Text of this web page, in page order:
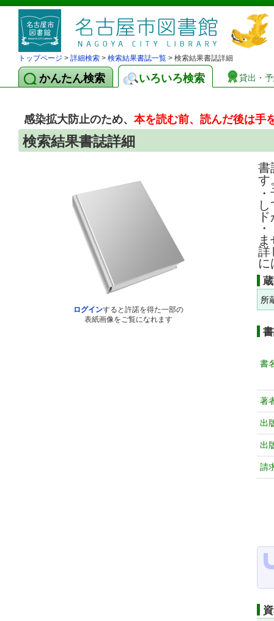
トップページ > 詳細検索 > 検索結果書誌一覧 > 検索結果書誌詳細
かんたん検索 いろいろ検索 貸出・
感染拡大防止のため、本を読む前、読んだ後は手
検索結果書誌詳細
ログインすると許諾を得た一部の
表紙画像をご覧になれます
書
す
詳
に
所
書
著
出
出
請